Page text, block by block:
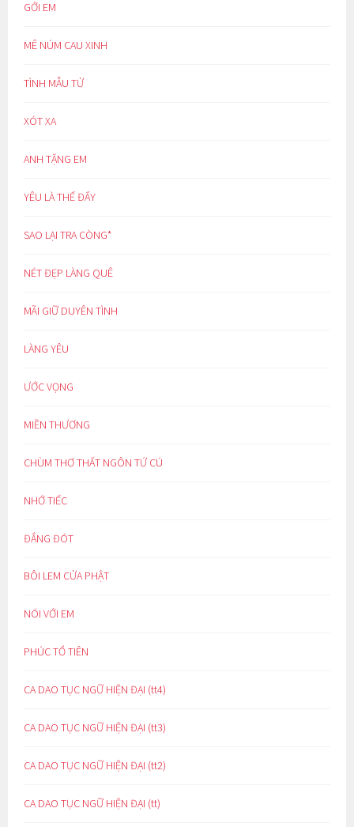
GỞI EM
MÊ NÚM CAU XINH
TÌNH MẪU TỬ
XÓT XA
ANH TẶNG EM
YÊU LÀ THẾ ĐẤY
SAO LẠI TRA CÒNG*
NÉT ĐẸP LÀNG QUÊ
MÃI GIỮ DUYÊN TÌNH
LÀNG YÊU
ƯỚC VỌNG
MIỀN THƯƠNG
CHÙM THƠ THẤT NGÔN TỨ CÚ
NHỚ TIẾC
ĐẮNG ĐÓT
BÔI LEM CỬA PHẬT
NÓI VỚI EM
PHÚC TỔ TIÊN
CA DAO TỤC NGỮ HIỆN ĐẠI (tt4)
CA DAO TỤC NGỮ HIỆN ĐẠI (tt3)
CA DAO TỤC NGỮ HIỆN ĐẠI (tt2)
CA DAO TỤC NGỮ HIỆN ĐẠI (tt)